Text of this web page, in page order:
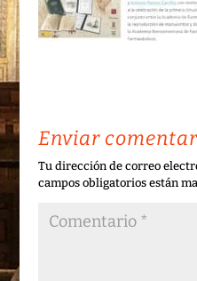
Enviar
Tu dirección de correo
campos obligatorios están